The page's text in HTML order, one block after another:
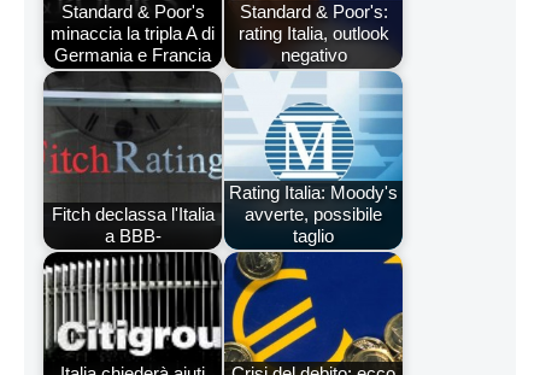
Standard & Poor's
minaccia la tripla A di
Germania e Francia
Standard & Poor's:
rating Italia, outlook
negativo
Fitch declassa l'Italia
a BBB-
Rating Italia: Moody's
avverte, possibile
taglio